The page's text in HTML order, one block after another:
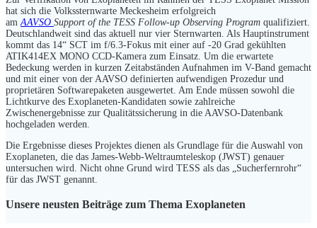
hat sich die Volkssternwarte Meckesheim erfolgreich
amAAVSO Support of the TESS Follow-up Observing Program qualifiziert.
Deutschlandweit sind das aktuell nur vier Sternwarten. Als Hauptinstrument
kommt das 14“ SCT im f/6.3-Fokus mit einer auf -20 Grad gekühlten
ATIK414EX MONO CCD-Kamera zum Einsatz. Um die erwartete
Bedeckung werden in kurzen Zeitabständen Aufnahmen im V-Band gemacht
und mit einer von der AAVSO definierten aufwendigen Prozedur und
proprietären Softwarepaketen ausgewertet. Am Ende müssen sowohl die
Lichtkurve des Exoplaneten-Kandidaten sowie zahlreiche
Zwischenergebnisse zur Qualitätssicherung in die AAVSO-Datenbank
hochgeladen werden.
Die Ergebnisse dieses Projektes dienen als Grundlage für die Auswahl von
Exoplaneten, die das James-Webb-Weltraumteleskop (JWST) genauer
untersuchen wird. Nicht ohne Grund wird TESS als das „Sucherfernrohr“
für das JWST genannt.
Unsere neusten Beiträge zum Thema Exoplaneten